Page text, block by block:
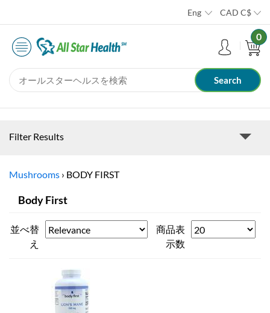
Eng CAD C$
0
Filter Results
Mushrooms › BODY FIRST
Body First
並べ替
え
商品表
示数